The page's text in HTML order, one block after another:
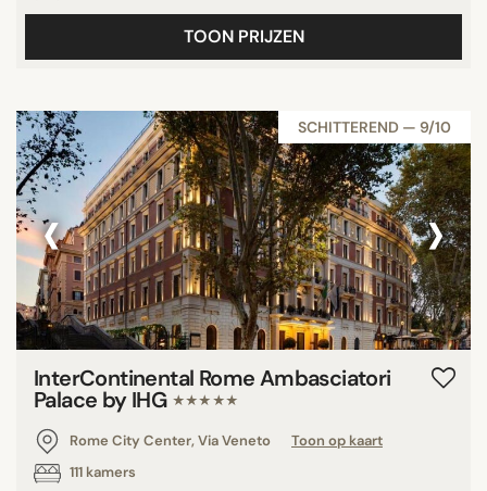
TOON PRIJZEN
SCHITTEREND — 9/10
‹ ›
InterContinental Rome Ambasciatori
Palace by IHG ★★★★★
Rome City Center, Via Veneto
Toon op kaart
111 kamers